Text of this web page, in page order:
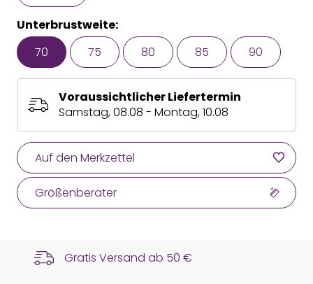
Unterbrustweite:
70
75 80 85 90
Voraussichtlicher Liefertermin
Samstag, 08.08 - Montag, 10.08
Auf den Merkzettel
Größenberater
Gratis Versand ab 50 €